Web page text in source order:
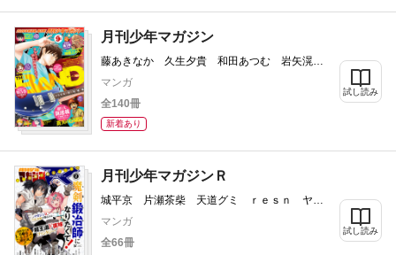
月刊少年マガジン
藤あきなか 久生夕貴 和田あつむ 岩矢滉一
朗 沖田さとり saku 森下真 村枝賢一 八
き 浅見よう 日向夏 業務用餅 遠藤浩輝
山原義人 岩永亮太郎 川原正敏 甲斐とうし
マンガ
全140冊
新着あり
試し読み
月刊少年マガジンＲ
城平京 片瀬茶柴 天道グミ ｒｅｓｎ ヤチ
モト 北川ニキタ 畑優以 相野仁 小田童
ひるね 青目槇斗 六志麻あさ コバシコ 岡
マンガ
全66冊
試し読み